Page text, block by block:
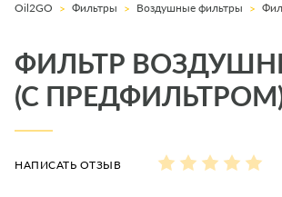
Oil2GO Фильтры Воздушные фильтры
ФИЛЬТР ВОЗДУШНЫЙ
(C
НАПИСАТЬ ОТЗЫВ